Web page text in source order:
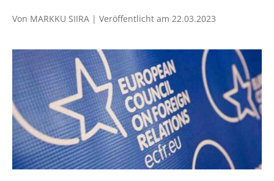
Von MARKKU SIIRA | Veröffentlicht am 22.03.2023